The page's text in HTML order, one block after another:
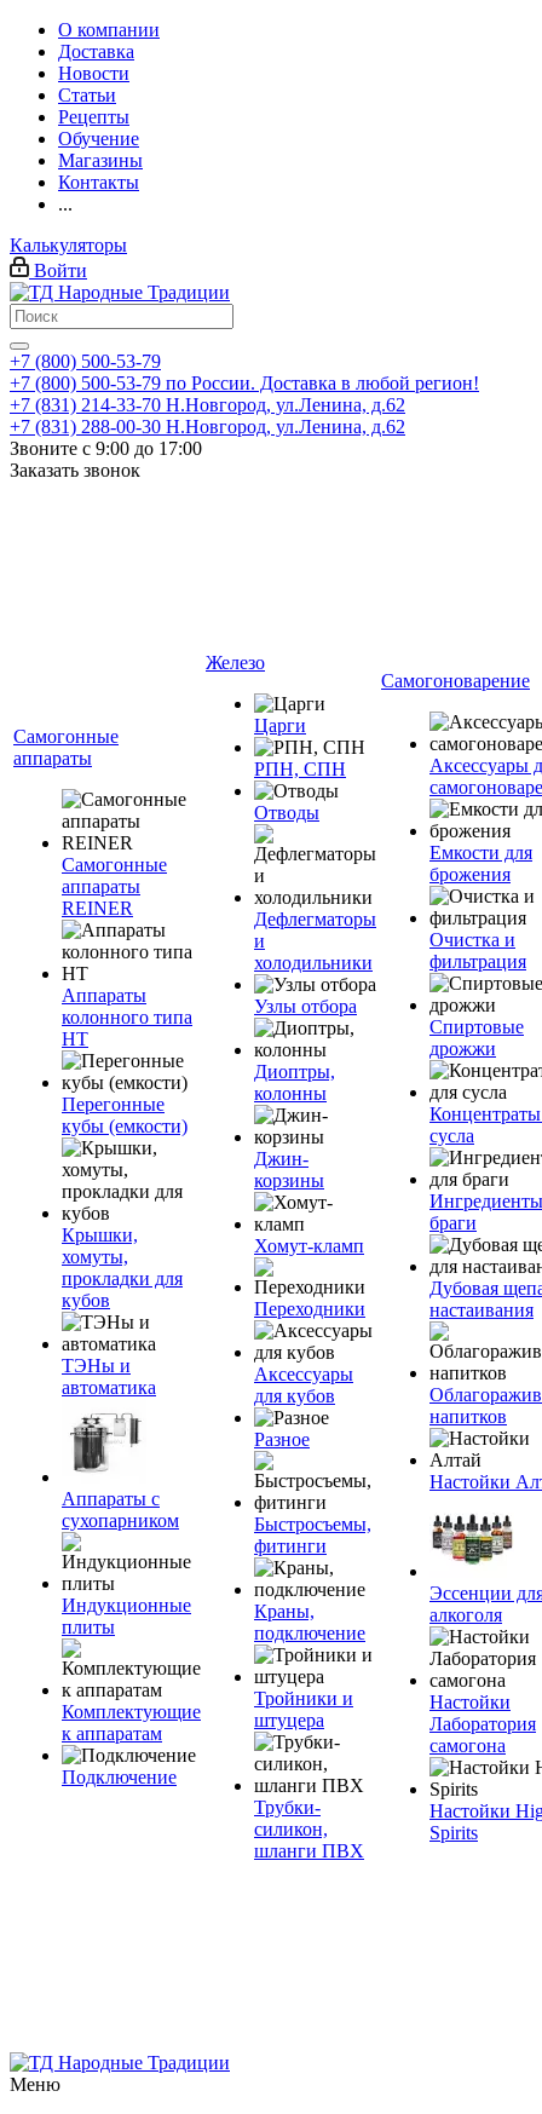
О компании
Доставка
Новости
Статьи
Рецепты
Обучение
Магазины
Контакты
...
Калькуляторы
Войти
+7 (800) 500-53-79
+7 (800) 500-53-79 по России. Доставка в любой регион!
+7 (831) 214-33-70 Н.Новгород, ул.Ленина, д.62
+7 (831) 288-00-30 Н.Новгород, ул.Ленина, д.62
Звоните с 9:00 до 17:00
Заказать звонок
Самогонные
аппараты
Самогонные
аппараты
REINER
Аппараты
колонного типа
НТ
Перегонные
кубы (емкости)
Крышки,
хомуты,
прокладки для
кубов
ТЭНы и
автоматика
Аппараты с
сухопарником
Индукционные
плиты
Комплектующие
к аппаратам
Подключение
Железо
Царги
РПН, СПН
Отводы
Дефлегматоры
и
холодильники
Узлы отбора
Диоптры,
колонны
Джин-
корзины
Хомут-кламп
Переходники
Аксессуары
для кубов
Разное
Быстросъемы,
фитинги
Краны,
подключение
Тройники и
штуцера
Трубки-
силикон,
шланги ПВХ
Самогоноварение
Аксессуары
Емкости для
брожения
Очистка и
фильтрация
Спиртовые
дрожжи
сусла
браги
Дубовая
настаивания
напитков
Настойки
Эссенции
алкоголя
Настойки
Лаборатория
самогона
Настойки
Spirits
Меню